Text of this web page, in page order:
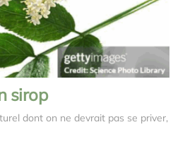
sirop
dont on ne devrait pas se priver,